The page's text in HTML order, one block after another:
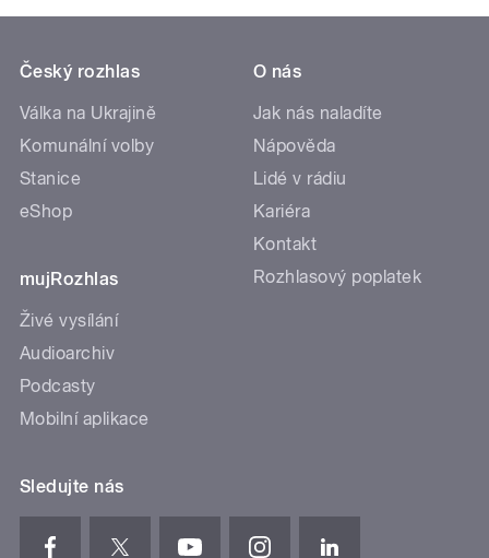
Český rozhlas
Válka na Ukrajině
Komunální volby
Stanice
eShop
mujRozhlas
Živé vysílání
Audioarchiv
Podcasty
Mobilní aplikace
O nás
Jak nás naladíte
Nápověda
Lidé v rádiu
Kariéra
Kontakt
Rozhlasový poplatek
Sledujte nás